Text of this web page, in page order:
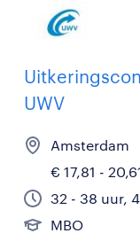
UWV
Amsterdam
€ 17,81 -
32 - 38 uur,
MBO